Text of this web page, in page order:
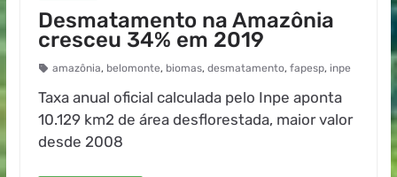
Desmatamento na Amazônia
cresceu 34% em 2019
amazônia, belomonte, biomas, desmatamento, fapesp, inpe
Taxa anual oficial calculada pelo Inpe aponta
10.129 km2 de área desflorestada, maior valor
desde 2008